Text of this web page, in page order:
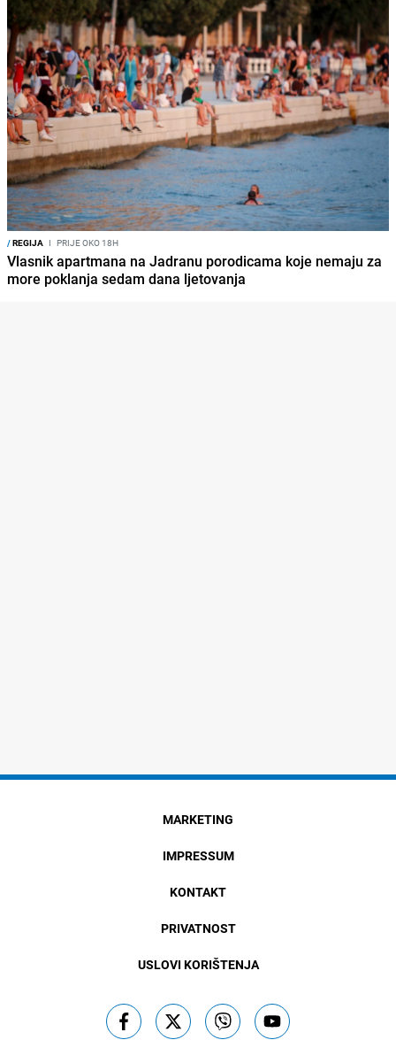
/REGIJA I PRIJE OKO 18H
Vlasnik apartmana na Jadranu porodicama koje nemaju za
more poklanja sedam dana ljetovanja
MARKETING
IMPRESSUM
KONTAKT
PRIVATNOST
USLOVI KORIŠTENJA